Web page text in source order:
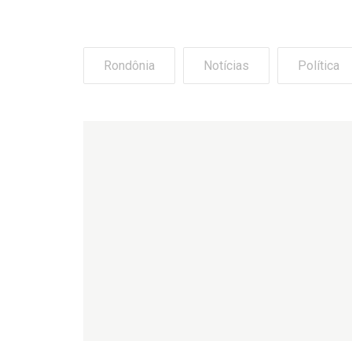
Rondônia Notícias Política